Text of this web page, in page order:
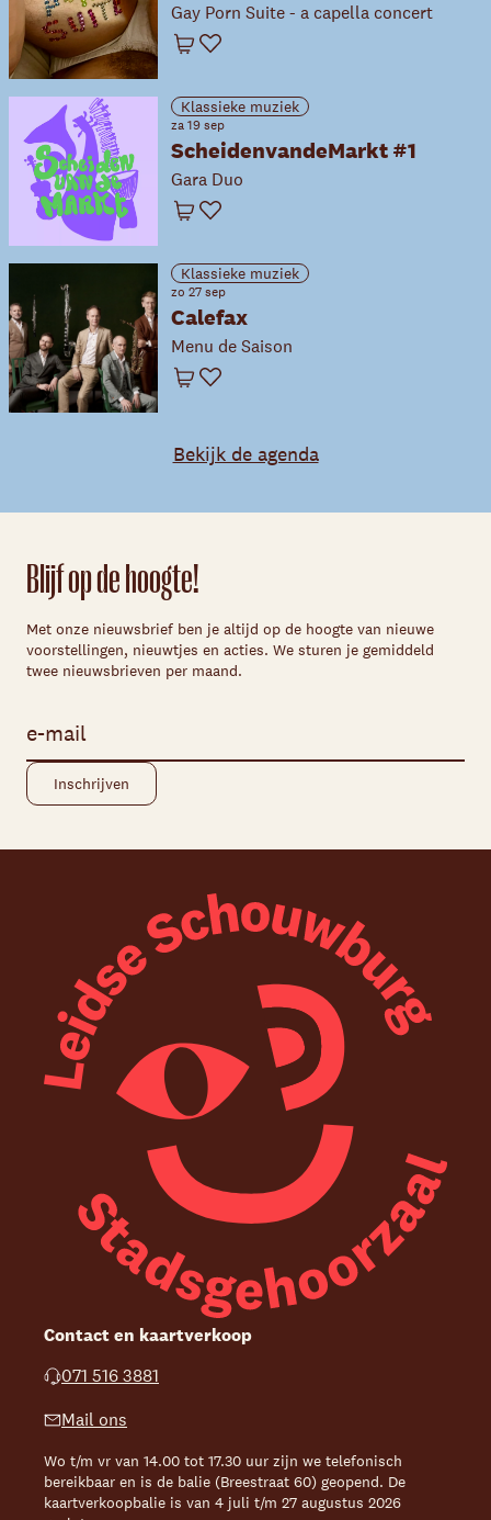
Gay Porn Suite - a capella concert
Winkelwagen
Favoriet
Klassieke muziek
za 19 sep
ScheidenvandeMarkt #1
Gara Duo
Winkelwagen
Favoriet
Klassieke muziek
zo 27 sep
Calefax
Menu de Saison
Winkelwagen
Favoriet
Bekijk de agenda
Blijf op de hoogte!
Met onze nieuwsbrief ben je altijd op de hoogte van nieuwe
voorstellingen, nieuwtjes en acties. We sturen je gemiddeld
twee nieuwsbrieven per maand.
Contact en kaartverkoop
071 516 3881
Mail ons
Wo t/m vr van 14.00 tot 17.30 uur zijn we telefonisch
bereikbaar en is de balie (Breestraat 60) geopend. De
kaartverkoopbalie is van 4 juli t/m 27 augustus 2026